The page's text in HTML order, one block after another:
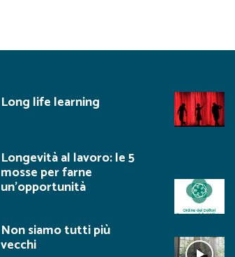
Long life learning
Longevità al lavoro: le 5
mosse per farne
un’opportunità
Non siamo tutti più
vecchi